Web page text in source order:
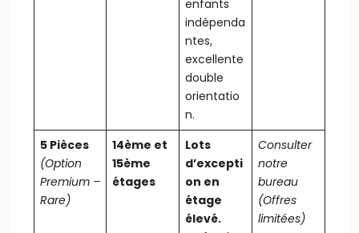
enfants
indépenda
ntes,
excellente
double
orientatio
n.
5 Pièces
(Option
Premium –
Rare)
14ème et
15ème
étages
Lots
d’excepti
on en
étage
élevé.
Consulter
notre
bureau
(Offres
limitées)